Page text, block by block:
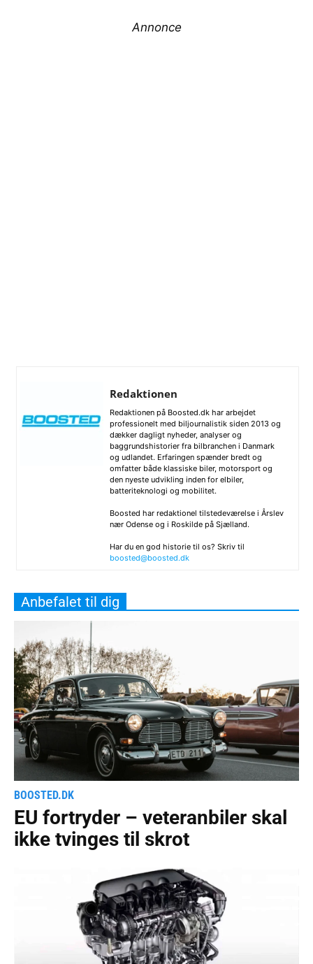
Annonce
Redaktionen
Redaktionen på Boosted.dk har arbejdet
professionelt med biljournalistik siden 2013 og
dækker dagligt nyheder, analyser og
baggrundshistorier fra bilbranchen i Danmark
og udlandet. Erfaringen spænder bredt og
omfatter både klassiske biler, motorsport og
den nyeste udvikling inden for elbiler,
batteriteknologi og mobilitet.
Boosted har redaktionel tilstedeværelse i Årslev
nær Odense og i Roskilde på Sjælland.
Har du en god historie til os? Skriv til
boosted@boosted.dk